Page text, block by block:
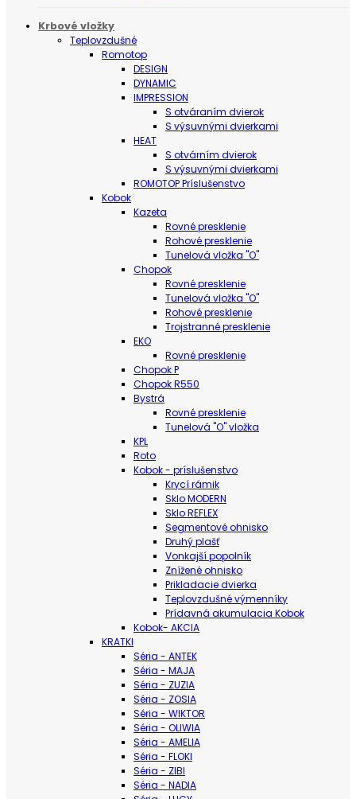
Krbové vložky
Teplovzdušné
Romotop
DESIGN
DYNAMIC
IMPRESSION
S otváraním dvierok
S výsuvnými dvierkami
HEAT
S otvárním dvierok
S výsuvnými dvierkami
ROMOTOP Príslušenstvo
Kobok
Kazeta
Rovné presklenie
Rohové presklenie
Tunelová vložka "O"
Chopok
Rovné presklenie
Tunelová vložka "O"
Rohové presklenie
Trojstranné presklenie
EKO
Rovné presklenie
Chopok P
Chopok R550
Bystrá
Rovné presklenie
Tunelová "O" vložka
KPL
Roto
Kobok - príslušenstvo
Krycí rámik
Sklo MODERN
Sklo REFLEX
Segmentové ohnisko
Druhý plašť
Vonkajší popolník
Znížené ohnisko
Prikladacie dvierka
Teplovzdušné výmenníky
Prídavná akumulacia Kobok
Kobok- AKCIA
KRATKI
Séria - ANTEK
Séria - MAJA
Séria - ZUZIA
Séria - ZOSIA
Séria - WIKTOR
Séria - OLIWIA
Séria - AMELIA
Séria - FLOKI
Séria - ZIBI
Séria - NADIA